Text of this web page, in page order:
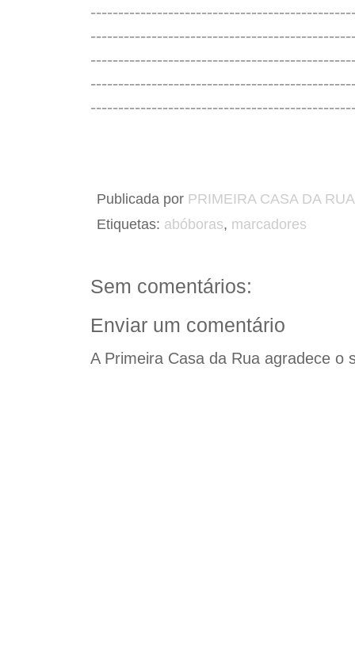
Publicada por PRIMEIRA CASA DA RUA
Etiquetas: abóboras, marcadores
Sem comentários:
Enviar um comentário
A Primeira Casa da Rua agradece o